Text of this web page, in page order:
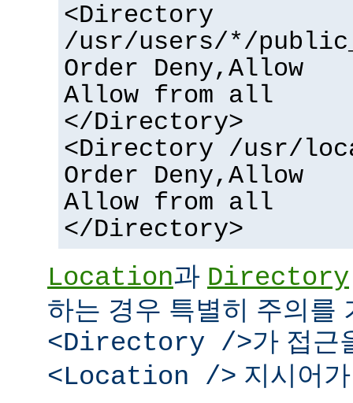
<Directory
/usr/users/*/
Order Deny,Allow
Allow from all
</Directory>
<Directory /usr/
Order Deny,Allow
Allow from all
</Directory>
Location과 Directory
하는 경우 특별히 주의를
<Directory />가 접근
<Location /> 지시어